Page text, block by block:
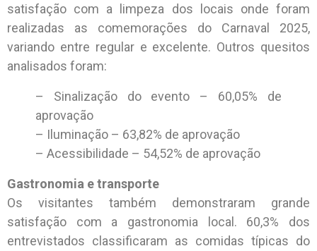
satisfação com a limpeza dos locais onde foram
realizadas as comemorações do Carnaval 2025,
variando entre regular e excelente. Outros quesitos
analisados foram:
– Sinalização do evento – 60,05% de
aprovação
– Iluminação – 63,82% de aprovação
– Acessibilidade – 54,52% de aprovação
Gastronomia e transporte
Os visitantes também demonstraram grande
satisfação com a gastronomia local. 60,3% dos
entrevistados classificaram as comidas típicas do